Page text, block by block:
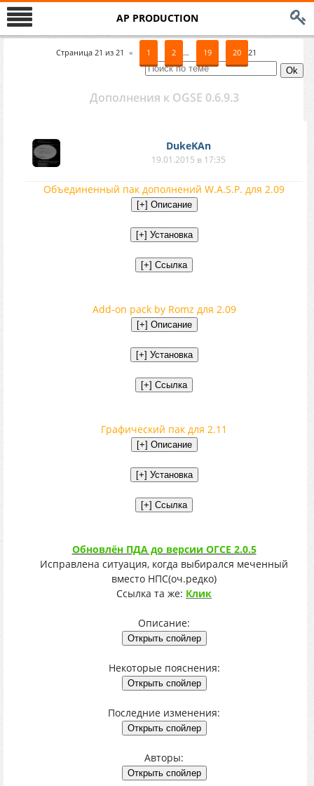
AP PRODUCTION
Страница 21 из 21 « 1 2 … 19 20 21
Дополнения к OGSE 0.6.9.3
DukeKAn
19.01.2015 в 17:35
Объединенный пак дополнений W.A.S.P. для 2.09
Add-on pack by Romz для 2.09
Графический пак для 2.11
Обновлён ПДА до версии ОГСЕ 2.0.5
Исправлена ситуация, когда выбирался меченный
вместо НПС(оч.редко)
Ссылка та же: Клик
Описание:
Некоторые пояснения:
Последние изменения:
Авторы: